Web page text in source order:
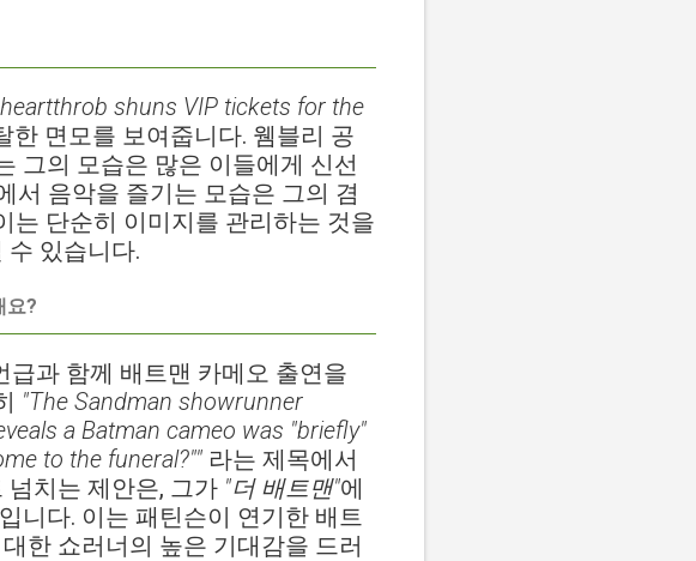
shuns VIP tickets for the
한 면모를 보여줍니다. 웸블리 공
그의 모습은 많은 이들에게 신선
서 음악을 즐기는 모습은 그의 겸
는 단순히 이미지를 관리하는 것을
수 있습니다.
요?
급과 함께 배트맨 카메오 출연을
"The Sandman showrunner
a Batman cameo was "briefly"
to the funeral?"" 라는 제목에서
치는 제안은, 그가 "더 배트맨"에
니다. 이는 패틴슨이 연기한 배트
한 쇼러너의 높은 기대감을 드러